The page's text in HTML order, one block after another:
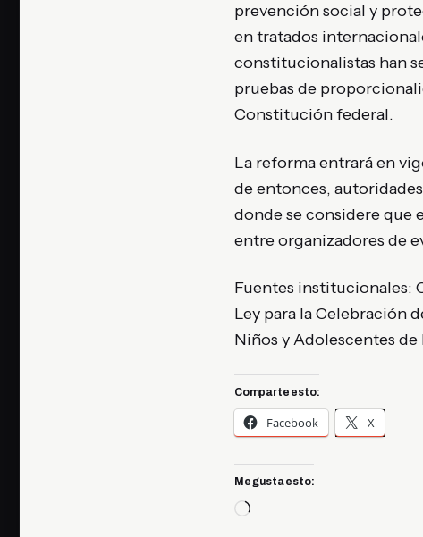
prevención social y
en tratados
constitucionalistas han
pruebas de
Constitución federal.
La reforma entrará en
de entonces,
donde se considere que
entre organizadores de
Fuentes institucionales:
Ley para la Celebración
Niños y Adolescentes de
Comparte esto:
Facebook X
Me gusta esto:
Cargando...